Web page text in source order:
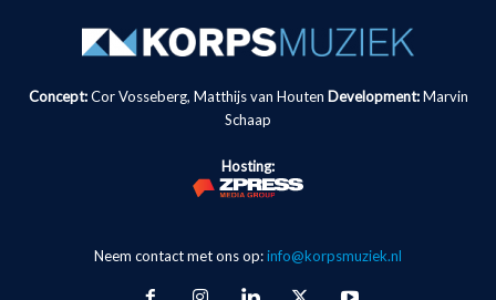
Concept:Cor Vosseberg, Matthijs van Houten Development: Marvin
Schaap
Hosting:
Neem contact met ons op:info@korpsmuziek.nl